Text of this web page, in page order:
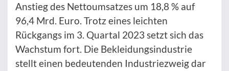
Anstieg des Nettoumsatzes um 18,8 % auf
96,4 Mrd. Euro. Trotz eines leichten
Rückgangs im 3. Quartal 2023 setzt sich das
Wachstum fort. Die Bekleidungsindustrie
stellt einen bedeutenden Industriezweig dar